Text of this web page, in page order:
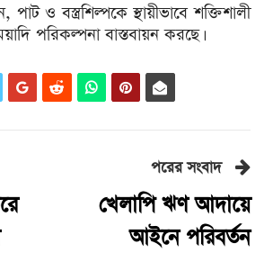
ও বস্ত্রশিল্পকে স্থায়ীভাবে শক্তিশালী
পরিকল্পনা বাস্তবায়ন করছে।
পরের সংবাদ
খেলাপি ঋণ আদায়ে
আইনে পরিবর্তন